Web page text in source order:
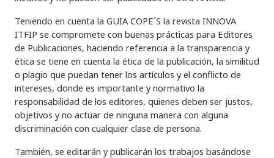
Teniendo en cuenta la GUIA COPE´S la revista INNOVA
ITFIP se compromete con buenas prácticas para Editores
de Publicaciones, haciendo referencia a la transparencia y
ética se tiene en cuenta la ética de la publicación, la similitud
o plagio que puedan tener los artículos y el conflicto de
intereses, donde es importante y normativo la
responsabilidad de los editores, quienes deben ser justos,
objetivos y no actuar de ninguna manera con alguna
discriminación con cualquier clase de persona.
También, se editarán y publicarán los trabajos basándose